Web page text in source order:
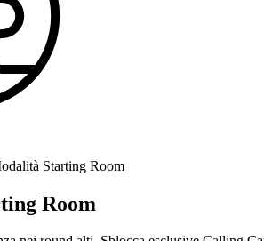
Starting Room
Room